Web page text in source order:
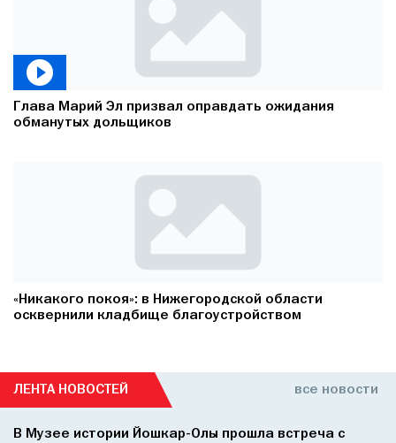
Глава Марий Эл призвал оправдать ожидания
обманутых дольщиков
«Никакого покоя»: в Нижегородской области
осквернили кладбище благоустройством
ЛЕНТА НОВОСТЕЙ все новости
В Музее истории Йошкар-Олы прошла встреча с